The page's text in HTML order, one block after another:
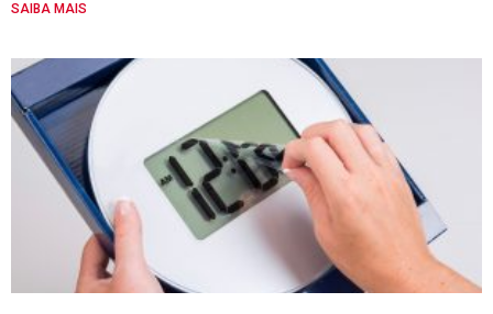
SAIBA MAIS